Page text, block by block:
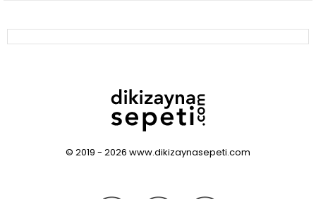
© 2019 - 2026 www.dikizaynasepeti.com